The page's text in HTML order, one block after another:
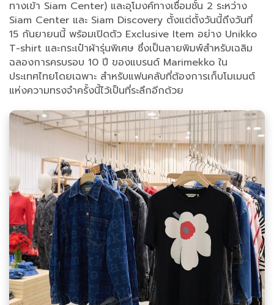
ทางเข้า Siam Center) และอุโมงค์ทางเชื่อมชั้น 2 ระหว่าง
Siam Center และ Siam Discovery ตั้งแต่ตั้งวันนี้ถึงวันที่
15 กันยายนนี้ พร้อมเปิดตัว Exclusive Item อย่าง Unikko
T-shirt และกระเป๋าผ้ารุ่นพิเศษ ซึ่งเป็นลายพิมพ์สำหรับเฉลิม
ฉลองการครบรอบ 10 ปี ของแบรนด์ Marimekko ใน
ประเทศไทยโดยเฉพาะ สำหรับแฟนคลับที่ต้องการเก็บโมเมนต์
แห่งความทรงจำครั้งนี้ไว้เป็นที่ระลึกอีกด้วย